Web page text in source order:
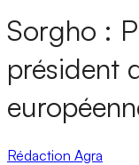
Sorgho :
président
Rédaction Agra